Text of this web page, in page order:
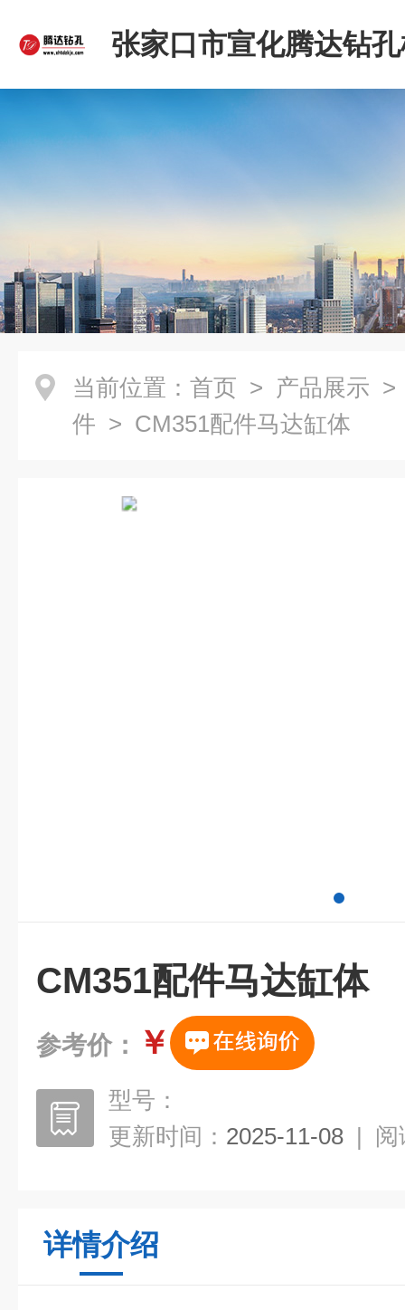
张家口市宣化腾达钻
限公司
当前位置： 首页 > 产品展示
件 > CM351配件马达缸体
CM351配件马达缸体
参考价： ￥
型号：
更新时间： 2025-11-08 | 阅
详情介绍